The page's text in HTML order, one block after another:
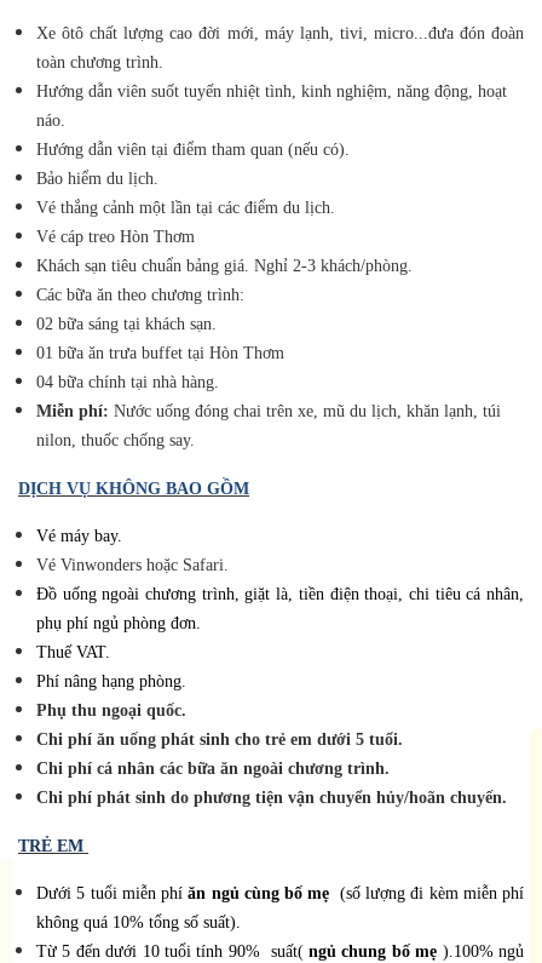
Xe ôtô chất lượng cao đời mới, máy lạnh, tivi, micro...đưa đón đoàn
toàn chương trình.
Hướng dẫn viên suốt tuyến nhiệt tình, kinh nghiệm, năng động, hoạt
náo.
Hướng dẫn viên tại điểm tham quan (nếu có).
Bảo hiểm du lịch.
Vé thắng cảnh một lần tại các điểm du lịch.
Vé cáp treo Hòn Thơm
Khách sạn tiêu chuẩn bảng giá. Nghỉ 2-3 khách/phòng.
Các bữa ăn theo chương trình:
02 bữa sáng tại khách sạn.
01 bữa ăn trưa buffet tại Hòn Thơm
04 bữa chính tại nhà hàng.
Miễn phí: Nước uống đóng chai trên xe, mũ du lịch, khăn lạnh, túi
nilon, thuốc chống say.
DỊCH VỤ KHÔNG BAO GỒM
Vé máy bay.
Vé Vinwonders hoặc Safari.
Đồ uống ngoài chương trình, giặt là, tiền điện thoại, chi tiêu cá nhân,
phụ phí ngủ phòng đơn.
Thuế VAT.
Phí nâng hạng phòng.
Phụ thu ngoại quốc.
Chi phí ăn uống phát sinh cho trẻ em dưới 5 tuổi.
Chi phí cá nhân các bữa ăn ngoài chương trình.
Chi phí phát sinh do phương tiện vận chuyển hủy/hoãn chuyến.
TRẺ EM
Dưới 5 tuổi miễn phíăn ngủ cùng bố mẹ (số lượng đi kèm miễn phí
không quá 10% tổng số suất).
Từ 5 đến dưới 10 tuổi tính 90%suất(ngủ chung bố mẹ ).100% ngủ